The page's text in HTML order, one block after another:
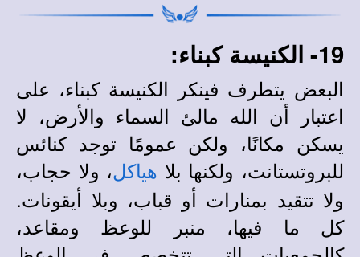
19- الكنيسة كبناء:
البعض يتطرف فينكر الكنيسة كبناء، على
اعتبار أن الله مالئ السماء والأرض، لا
يسكن مكانًا، ولكن عمومًا توجد كنائس
للبروتستانت، ولكنها بلا هياكل، ولا حجاب،
ولا تتقيد بمنارات أو قباب، وبلا أيقونات.
كل ما فيها، منبر للوعظ ومقاعد،